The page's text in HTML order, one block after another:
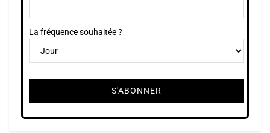
La fréquence souhaitée ?